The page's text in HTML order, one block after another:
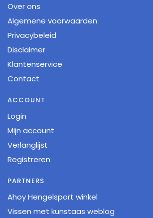
Over ons
Algemene voorwaarden
Privacybeleid
Disclaimer
Klantenservice
Contact
ACCOUNT
Login
Mijn account
Verlanglijst
Registreren
PARTNERS
Ahoy Hengelsport winkel
Vissen met kunstaas weblog